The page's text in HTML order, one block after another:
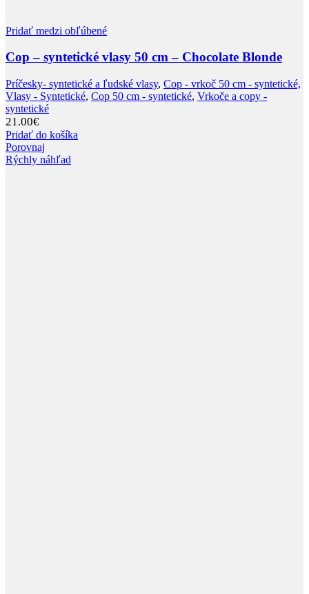
Pridať medzi obľúbené
Cop – syntetické vlasy 50 cm – Chocolate Blonde
Príčesky- syntetické a ľudské vlasy, Cop - vrkoč 50 cm - syntetické,
Vlasy - Syntetické, Cop 50 cm - syntetické, Vrkoče a copy -
syntetické
21.00€
Pridať do košíka
Porovnaj
Rýchly náhľad